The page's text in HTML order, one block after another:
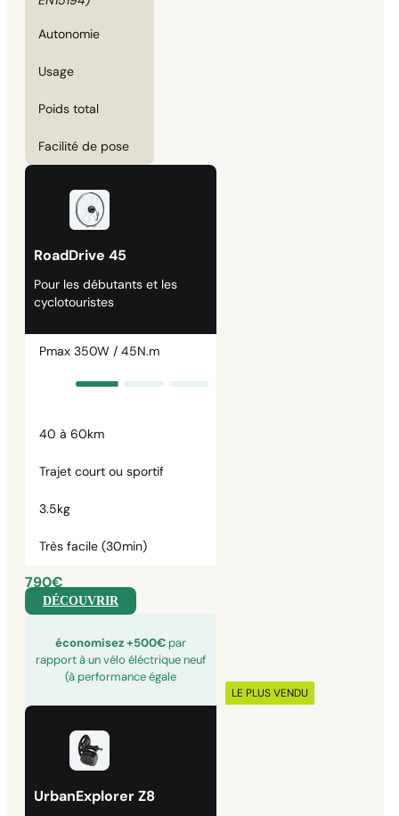
Autonomie
Usage
Poids total
Facilité de pose
RoadDrive 45
Pour les débutants et les
cyclotouristes
Pmax 350W / 45N.m
40 à 60km
Trajet court ou sportif
3.5kg
Très facile (30min)
790€
DÉCOUVRIR
économisez +500€ par
rapport à un vélo éléctrique neuf
(à performance égale
UrbanExplorer Z8
LE PLUS VENDU